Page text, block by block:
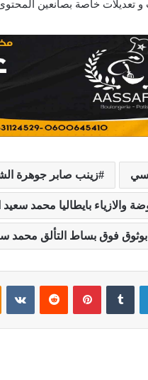
و تعديلات خاصة بصانعين
زينب صابر جوهرة
والازياء بايطاليا محمد سعيد
فوق بساط التألق محمد
لينكدإن بينتيريست